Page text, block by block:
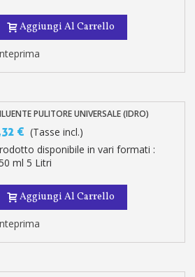
Aggiungi Al Carrello
PULITORE UNIVERSALE (IDRO)
€ (Tasse incl.)
disponibile in vari formati :
ml 5 Litri
Aggiungi Al Carrello